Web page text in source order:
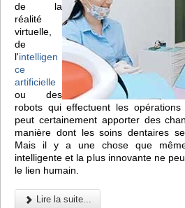
de la
réalité
virtuelle,
de
l'intelligen
ce
artificielle
ou des
robots qui effectuent les
peut certainement apporter des
manière dont les soins dentaires
Mais il y a une chose que
intelligente et la plus innovante ne
le lien humain.
Lire la suite...